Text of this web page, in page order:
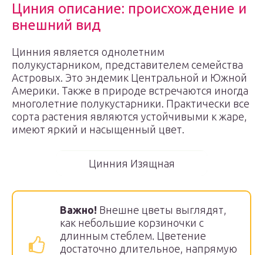
Циния описание: происхождение и
внешний вид
Цинния является однолетним
полукустарником, представителем семейства
Астровых. Это эндемик Центральной и Южной
Америки. Также в природе встречаются иногда
многолетние полукустарники. Практически все
сорта растения являются устойчивыми к жаре,
имеют яркий и насыщенный цвет.
Цинния Изящная
Важно! Внешне цветы выглядят,
как небольшие корзиночки с
длинным стеблем. Цветение
достаточно длительное, напрямую